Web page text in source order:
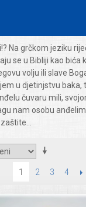
Na grčkom jeziku
se u Bibliji kao bića
volju ili slave
u djetinjstvu baka,
čuvaru mili,
nam osobu
1 2 3 4